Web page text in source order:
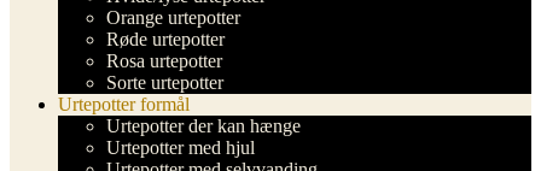
Orange urtepotter
Røde urtepotter
Rosa urtepotter
Sorte urtepotter
Urtepotter formål
Urtepotter der kan hænge
Urtepotter med hjul